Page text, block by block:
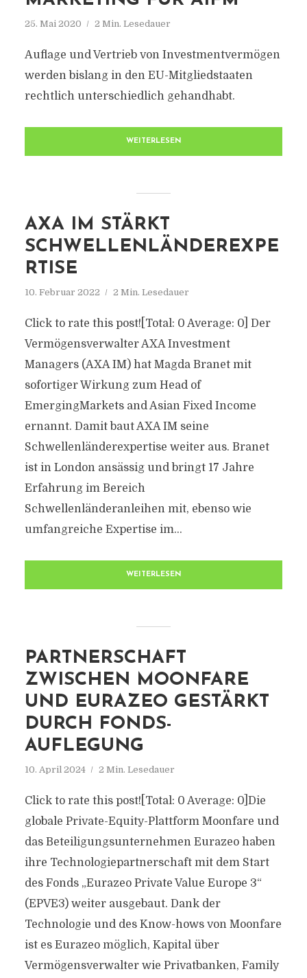
25. Mai 2020 2 Min. Lesedauer
Auflage und Vertrieb von Investmentvermögen
werden bislang in den EU-Mitgliedstaaten
rechtlich unterschiedlich gehandhabt.
WEITERLESEN
AXA IM STÄRKT
SCHWELLENLÄNDEREXPE
RTISE
10. Februar 2022 2 Min. Lesedauer
Click to rate this post![Total: 0 Average: 0] Der
Vermögensverwalter AXA Investment
Managers (AXA IM) hat Magda Branet mit
sofortiger Wirkung zum Head of
EmergingMarkets and Asian Fixed Income
ernannt. Damit baut AXA IM seine
Schwellenländerexpertise weiter aus. Branet
ist in London ansässig und bringt 17 Jahre
Erfahrung im Bereich
Schwellenländeranleihen mit, ebenso wie
umfangreiche Expertise im...
WEITERLESEN
PARTNERSCHAFT
ZWISCHEN MOONFARE
UND EURAZEO GESTÄRKT
DURCH FONDS-
AUFLEGUNG
10. April 2024 2 Min. Lesedauer
Click to rate this post![Total: 0 Average: 0]Die
globale Private-Equity-Plattform Moonfare und
das Beteiligungsunternehmen Eurazeo haben
ihre Technologiepartnerschaft mit dem Start
des Fonds „Eurazeo Private Value Europe 3“
(EPVE3) weiter ausgebaut. Dank der
Technologie und des Know-hows von Moonfare
ist es Eurazeo möglich, Kapital über
Vermögensverwalter wie Privatbanken, Family